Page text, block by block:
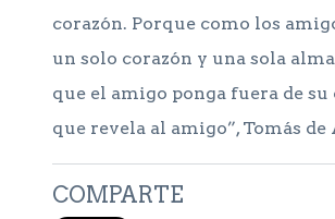
corazón. Porque como los
un solo corazón y una sola
que el amigo ponga fuera de su
que revela al amigo”, Tomás
COMPARTE